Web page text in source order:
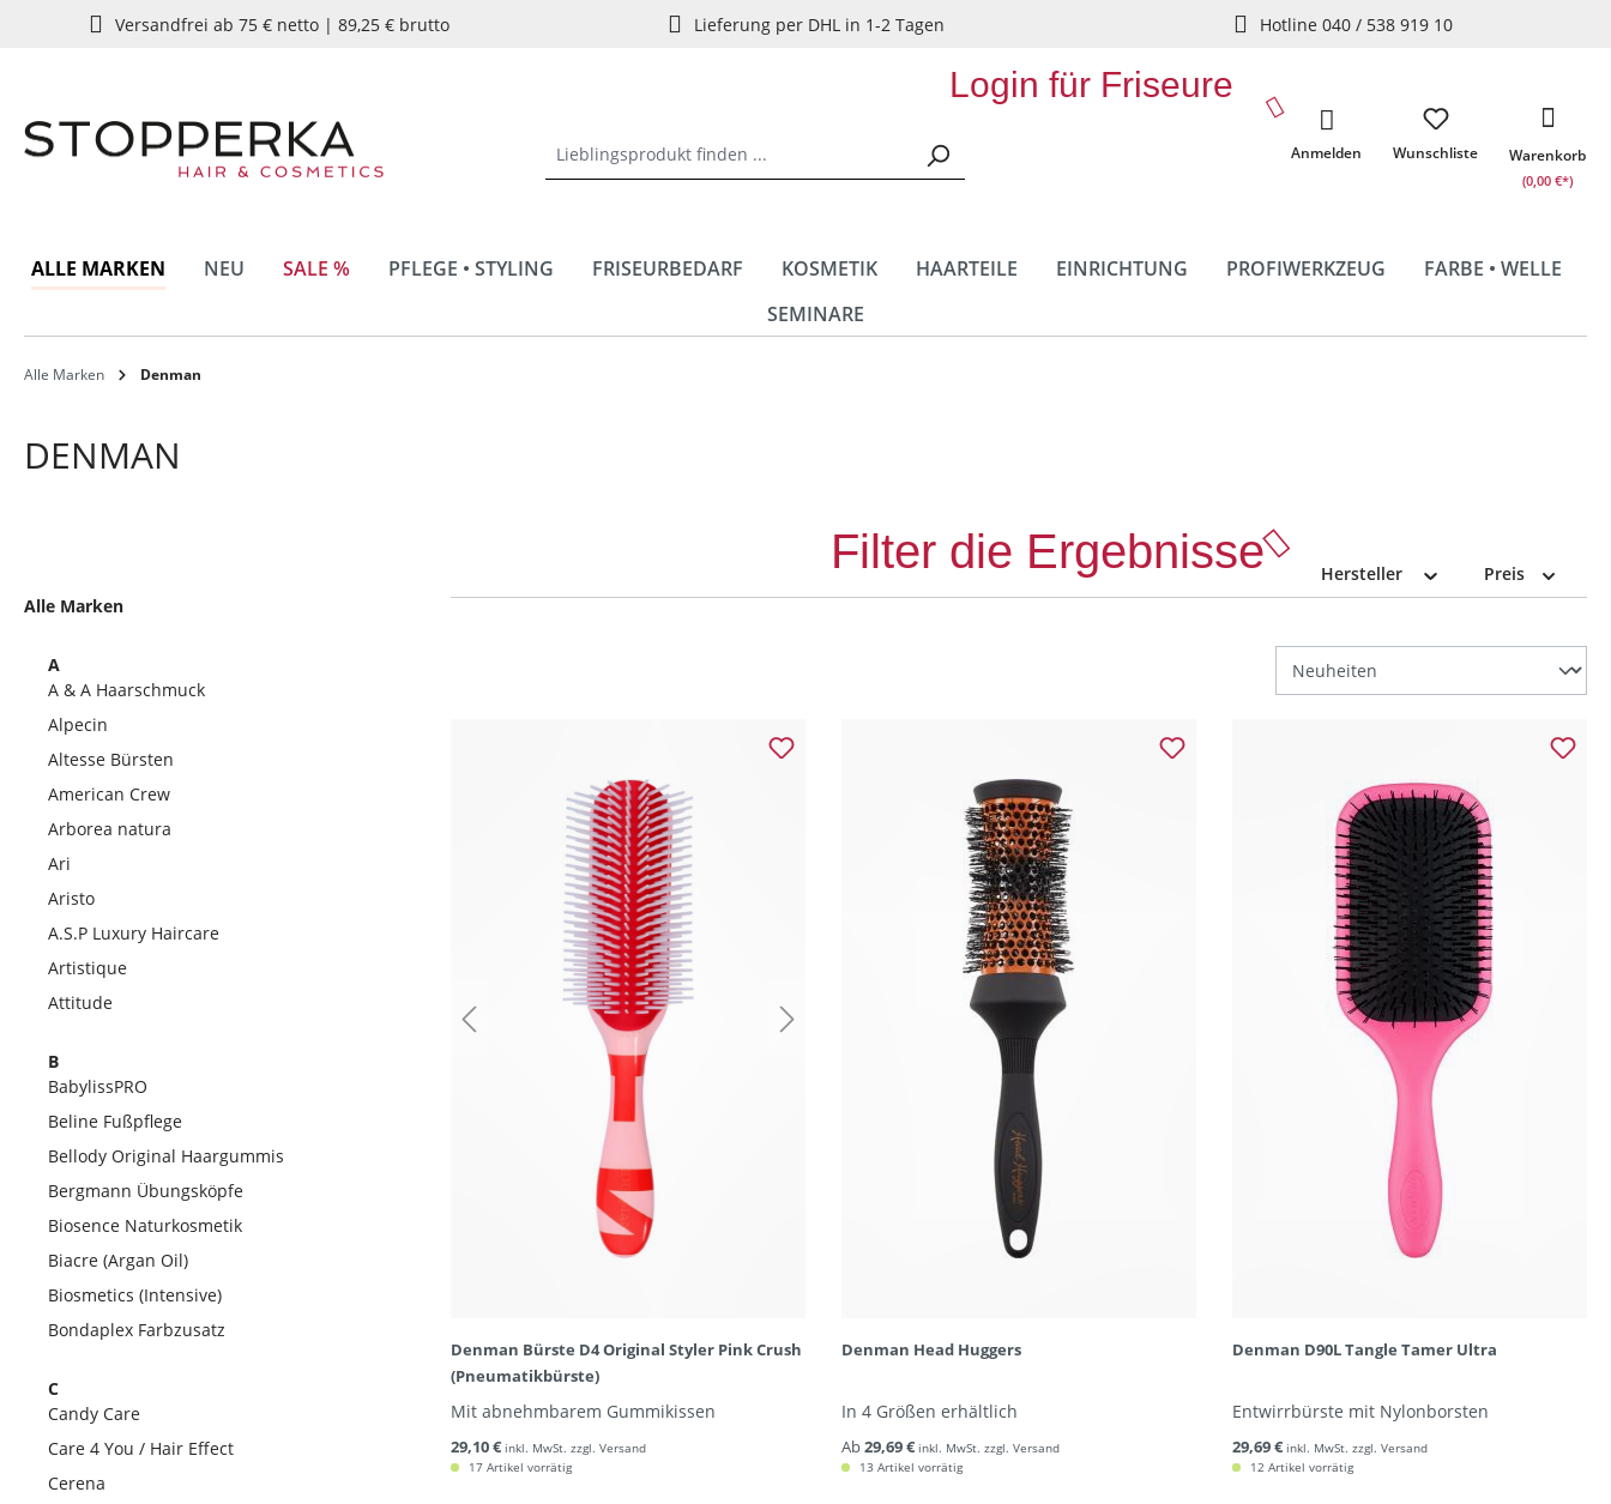
Zur Hauptnavigation springen
Versandfrei ab 75 € netto | 89,25 € brutto Lieferung per DHL in 1-2 Tagen Hotline 040 / 538 919 10
Login für Friseure
Wunschliste
Anmelden Warenkorb
(0,00 €*)
ALLE MARKEN NEU SALE % PFLEGE • STYLING FRISEURBEDARF KOSMETIK HAARTEILE EINRICHTUNG PROFIWERKZEUG
FARBE • WELLE
SEMINARE
Alle Marken Denman
DENMAN
Alle Marken
A
A & A Haarschmuck
Alpecin
Altesse Bürsten
American Crew
Arborea natura
Ari
Aristo
A.S.P Luxury Haircare
Artistique
Attitude
B
BabylissPRO
Beline Fußpflege
Bellody Original Haargummis
Bergmann Übungsköpfe
Biosence Naturkosmetik
Biacre (Argan Oil)
Biosmetics (Intensive)
Bondaplex Farbzusatz
C
Candy Care
Care 4 You / Hair Effect
Cerena
Filter die Ergebnisse Hersteller Preis
Denman Bürste D4 Original Styler Pink Crush
(Pneumatikbürste)
Mit abnehmbarem Gummikissen
29,10 € inkl. MwSt. zzgl. Versand
17 Artikel vorrätig
Denman Head Huggers
In 4 Größen erhältlich
Ab29,69 € inkl. MwSt. zzgl. Versand
13 Artikel vorrätig
Denman D90L Tangle Tamer Ultra
Entwirrbürste mit Nylonborsten
29,69 € inkl. MwSt. zzgl. Versand
12 Artikel vorrätig